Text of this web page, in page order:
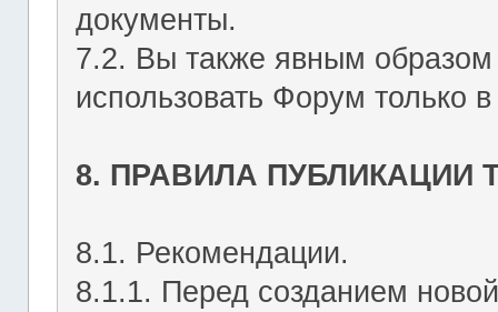
документы.
7.2. Вы также явным образом
использовать Форум только
8. ПРАВИЛА
8.1. Рекомендации.
8.1.1. Перед созданием